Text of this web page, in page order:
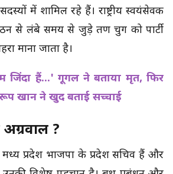
में शामिल रहे हैं। राष्ट्रीय स्वयंसेवक
से लंबे समय से जुड़े तरुण चुग को पार्टी
माना जाता है।
जिंदा हैं...' गूगल ने बताया मृत, फिर
खान ने खुद बताई सच्चाई
?
मध्य प्रदेश भाजपा के प्रदेश सचिव हैं और